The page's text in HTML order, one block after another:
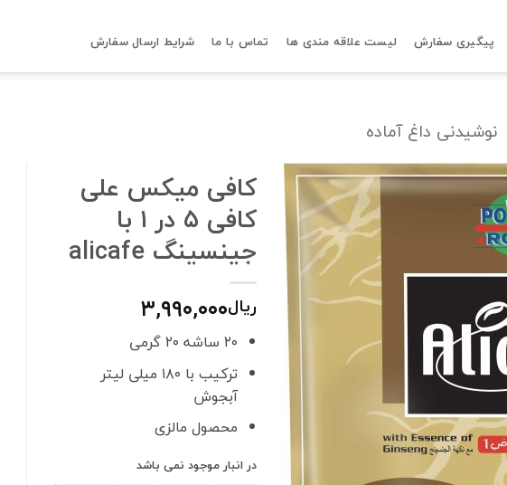
پیگیری سفارش لیست علاقه مندی ها تماس با ما شرایط ارسال سفارش
نوشیدنی داغ آماده
کافی میکس علی
کافی ۵ در ۱ با
جینسینگ alicafe
ریال۳,۹۹۰,۰۰۰
۲۰ ساشه ۲۰ گرمی
ترکیب با ۱۸۰ میلی لیتر
آبجوش
محصول مالزی
در انبار موجود نمی باشد